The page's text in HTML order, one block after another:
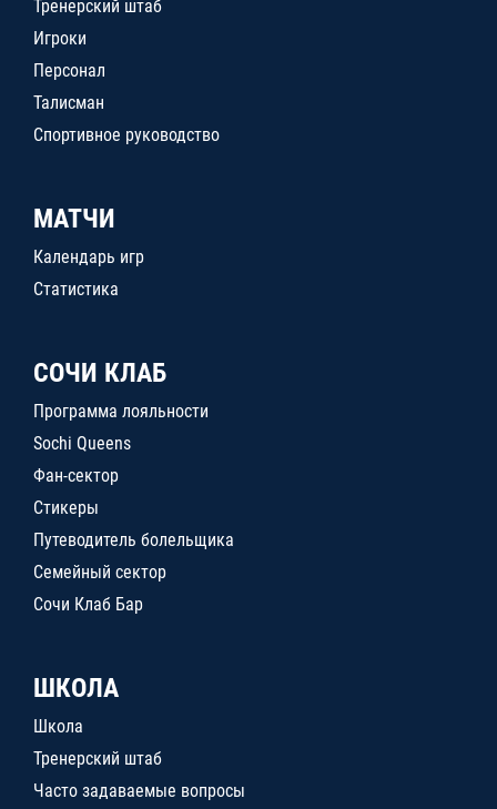
Тренерский штаб
Игроки
Персонал
Талисман
Спортивное руководство
МАТЧИ
Календарь игр
Статистика
СОЧИ КЛАБ
Программа лояльности
Sochi Queens
Фан-сектор
Стикеры
Путеводитель болельщика
Семейный сектор
Сочи Клаб Бар
ШКОЛА
Школа
Тренерский штаб
Часто задаваемые вопросы